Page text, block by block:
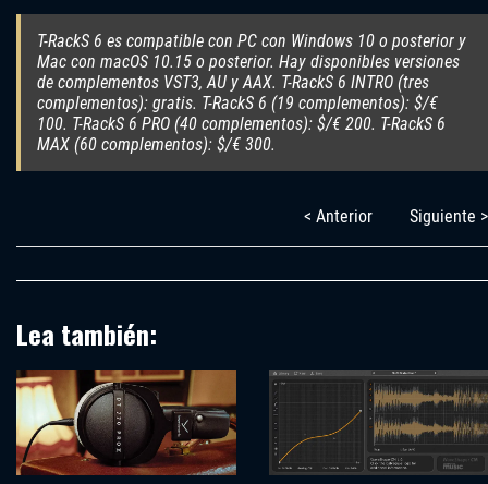
T-RackS 6 es compatible con PC con Windows 10 o posterior y
Mac con macOS 10.15 o posterior. Hay disponibles versiones
de complementos VST3, AU y AAX. T-RackS 6 INTRO (tres
complementos): gratis. T-RackS 6 (19 complementos): $/€
100. T-RackS 6 PRO (40 complementos): $/€ 200. T-RackS 6
MAX (60 complementos): $/€ 300.
< Anterior Siguiente >
Lea también: